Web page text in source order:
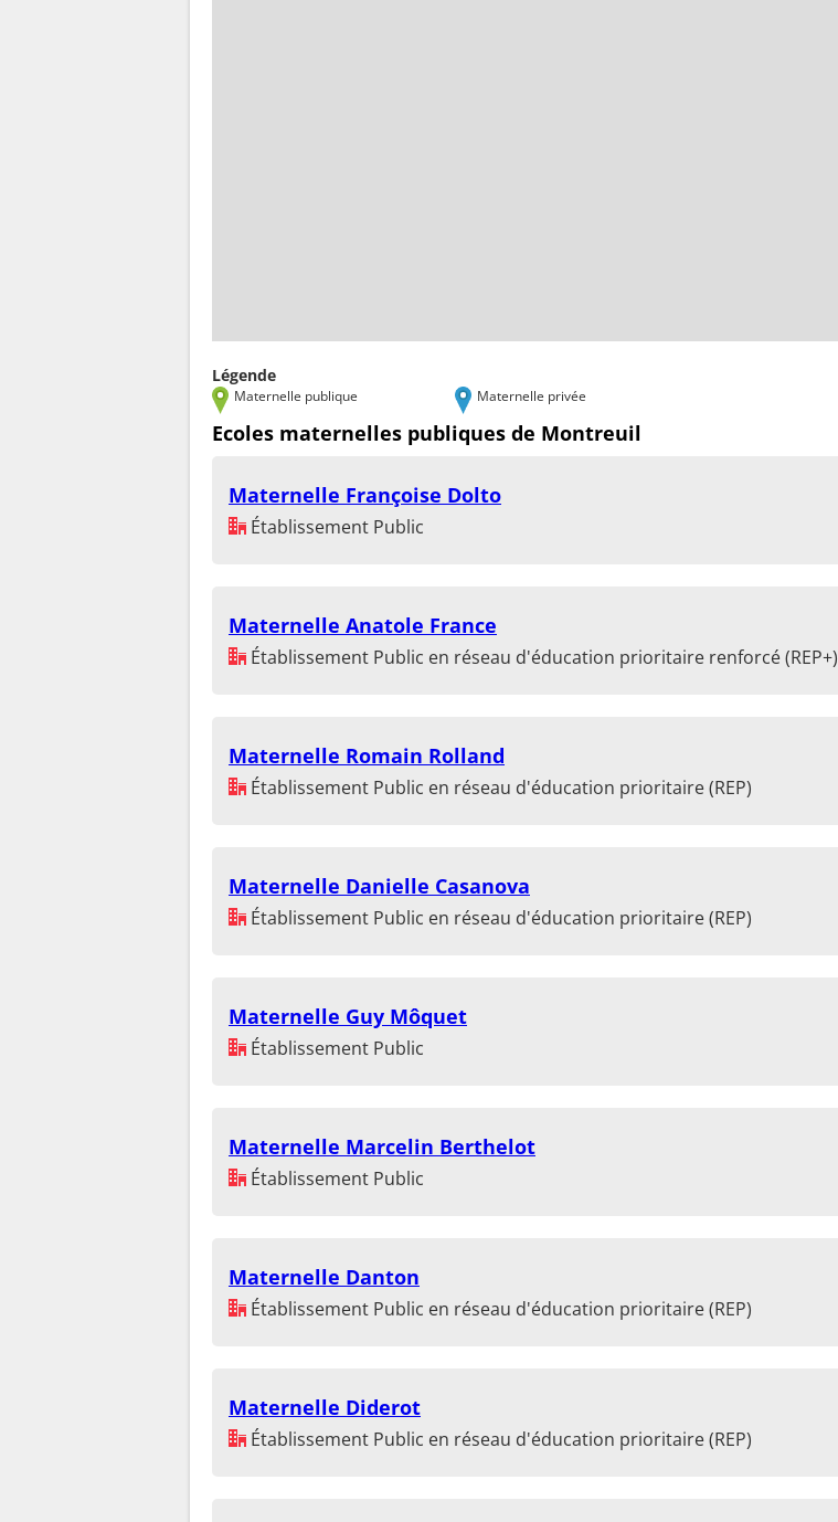
Légende
Maternelle publique Maternelle privée
Ecoles maternelles publiques de Montreuil
Maternelle Françoise Dolto
Établissement Public
Maternelle Anatole France
Établissement Public en réseau d'éducation prioritaire renforcé (REP+)
Maternelle Romain Rolland
Établissement Public en réseau d'éducation prioritaire (REP)
Maternelle Danielle Casanova
Établissement Public en réseau d'éducation prioritaire (REP)
Maternelle Guy Môquet
Établissement Public
Maternelle Marcelin Berthelot
Établissement Public
Maternelle Danton
Établissement Public en réseau d'éducation prioritaire (REP)
Maternelle Diderot
Établissement Public en réseau d'éducation prioritaire (REP)